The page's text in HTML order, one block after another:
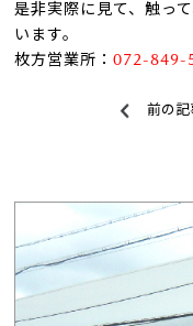
是非実際に見て、触っ
います。
枚方営業所： 072-849-
前の記